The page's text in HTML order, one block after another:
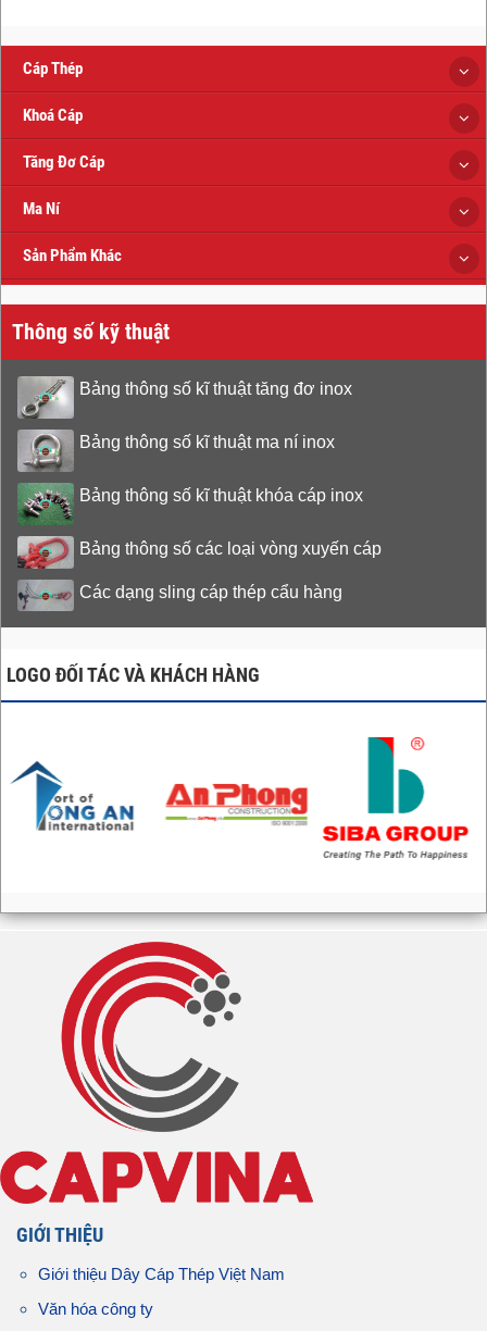
Cáp Thép
Khoá Cáp
Tăng Đơ Cáp
Ma Ní
Sản Phẩm Khác
Thông số kỹ thuật
Bảng thông số kĩ thuật tăng đơ inox
Bảng thông số kĩ thuật ma ní inox
Bảng thông số kĩ thuật khóa cáp inox
Bảng thông số các loại vòng xuyến cáp
Các dạng sling cáp thép cẩu hàng
LOGO ĐỐI TÁC VÀ KHÁCH HÀNG
GIỚI THIỆU
Giới thiệu Dây Cáp Thép Việt Nam
Văn hóa công ty